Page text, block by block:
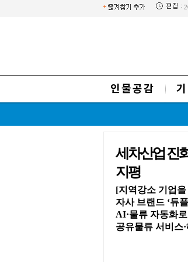
인물공감
세차산업 진
지평
[지역강소 기업
자사 브랜드 ‘듀
AI·물류 자동화
공유물류 서비스